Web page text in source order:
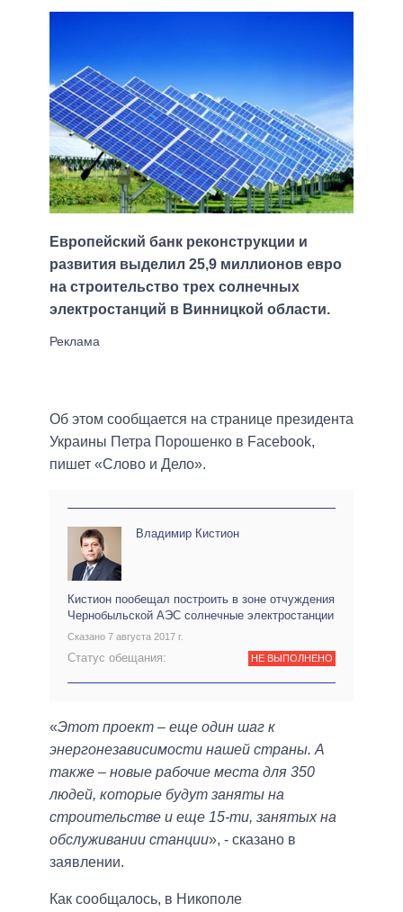
Европейский банк реконструкции и
развития выделил 25,9 миллионов евро
на строительство трех солнечных
электростанций в Винницкой области.
Об этом сообщается на странице президента
Украины Петра Порошенко в Facebook,
пишет «Слово и Дело».
Владимир Кистион
Кистион пообещал построить в зоне отчуждения
Чернобыльской АЭС солнечные электростанции
Сказано 7 августа 2017 г.
Статус обещания: НЕ ВЫПОЛНЕНО
«Этот проект – еще один шаг к
энергонезависимости нашей страны. А
также – новые рабочие места для 350
людей, которые будут заняты на
строительстве и еще 15-ти, занятых на
обслуживании станции», - сказано в
заявлении.
Как сообщалось, в Никополе